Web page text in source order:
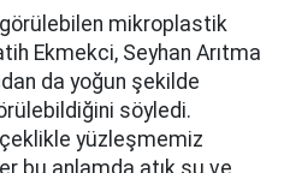
mikroplastik
Ekmekci, Seyhan Arıtma
da yoğun şekilde
söyledi.
yüzleşmemiz